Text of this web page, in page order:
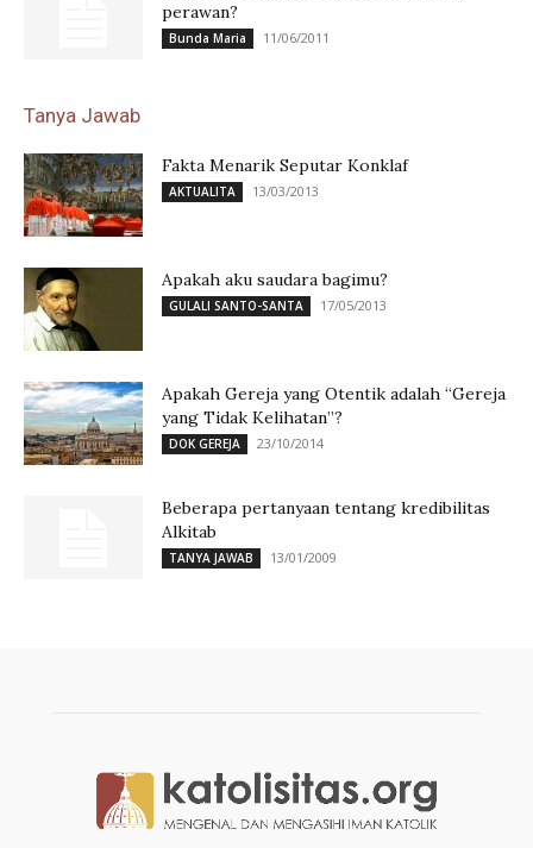
perawan?
Bunda Maria 11/06/2011
Tanya Jawab
Fakta Menarik Seputar Konklaf
AKTUALITA 13/03/2013
Apakah aku saudara bagimu?
GULALI SANTO-SANTA 17/05/2013
Apakah Gereja yang Otentik adalah “Gereja
yang Tidak Kelihatan”?
DOK GEREJA 23/10/2014
Beberapa pertanyaan tentang kredibilitas
Alkitab
TANYA JAWAB 13/01/2009